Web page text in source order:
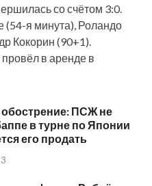
со счётом 3:0.
(54-я минута), Роландо
Кокорин (90+1).
в аренде в
обострение: ПСЖ не
в турне по Японии
его продать